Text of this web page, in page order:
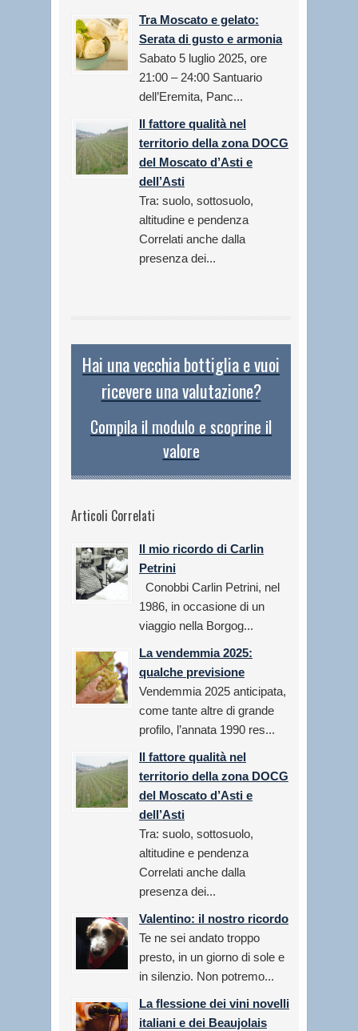
Tra Moscato e gelato:
Serata di gusto e armonia
Sabato 5 luglio 2025, ore
21:00 – 24:00 Santuario
dell’Eremita, Panc...
Il fattore qualità nel
territorio della zona DOCG
del Moscato d’Asti e
dell’Asti
Tra: suolo, sottosuolo,
altitudine e pendenza
Correlati anche dalla
presenza dei...
Hai una vecchia bottiglia e vuoi
ricevere una valutazione?
Compila il modulo e scoprine il
valore
Articoli Correlati
Il mio ricordo di Carlin
Petrini
Conobbi Carlin Petrini, nel
1986, in occasione di un
viaggio nella Borgog...
La vendemmia 2025:
qualche previsione
Vendemmia 2025 anticipata,
come tante altre di grande
profilo, l’annata 1990 res...
Il fattore qualità nel
territorio della zona DOCG
del Moscato d’Asti e
dell’Asti
Tra: suolo, sottosuolo,
altitudine e pendenza
Correlati anche dalla
presenza dei...
Valentino: il nostro ricordo
Te ne sei andato troppo
presto, in un giorno di sole e
in silenzio. Non potremo...
La flessione dei vini novelli
italiani e dei Beaujolais